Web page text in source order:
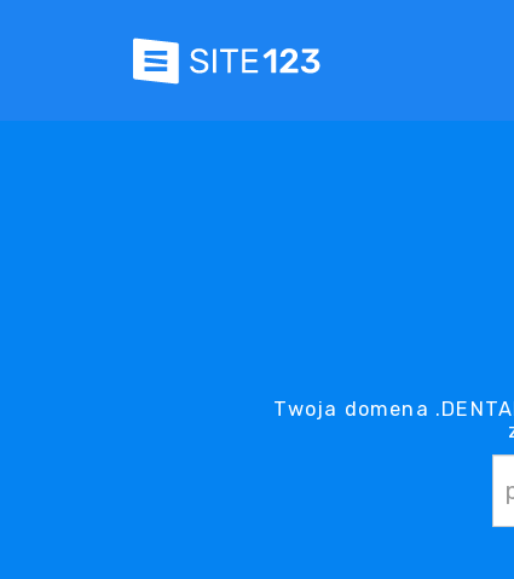
Twoja domena